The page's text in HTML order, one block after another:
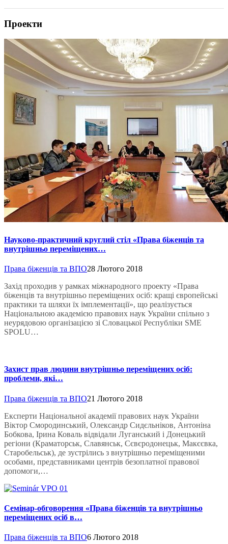
Проекти
Науково-практичний круглий стіл «Права біженців та
внутрішньо переміщених…
Права біженців та ВПО28 Лютого 2018
Захід проходив у рамках міжнародного проекту «Права
біженців та внутрішньо переміщених осіб: кращі європейські
практики та шляхи їх імплементації», що реалізується
Національною академією правових наук України спільно з
неурядовою організацією зі Словацької Республіки SME
SPOLU…
Захист прав людини внутрішньо переміщених осіб:
проблеми, які…
Права біженців та ВПО21 Лютого 2018
Експерти Національної академії правових наук України
Віктор Смородинський, Олександр Сидєльніков, Антоніна
Бобкова, Ірина Коваль відвідали Луганський і Донецький
регіони (Краматорськ, Славянськ, Сєвєродонецьк, Макєєвка,
Старобельськ), де зустрілись з внутрішньо переміщеними
особами, представниками центрів безоплатної правової
допомоги,…
Семінар-обговорення «Права біженців та внутрішньо
переміщених осіб в…
Права біженців та ВПО6 Лютого 2018